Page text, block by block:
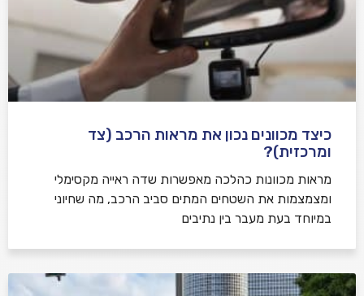
כיצד מכוונים נכון את מראות הרכב (צד
ומרכזית)?
מראות מכוונות כהלכה מאפשרות שדה ראייה מקסימלי
ומצמצמות את השטחים המתים סביב הרכב, מה שחיוני
במיוחד בעת מעבר בין נתיבים